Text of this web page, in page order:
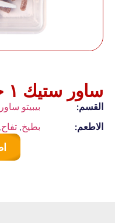
ساور ستيك ١ جرام
القسم:
بيبيتو
الاطعم:
بطيخ, تفاح,